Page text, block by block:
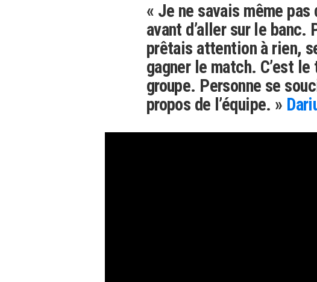
« Je ne savais même pas
avant d’aller sur le banc.
prêtais attention à rien,
gagner le match. C’est
groupe. Personne se
propos de l’équipe. »